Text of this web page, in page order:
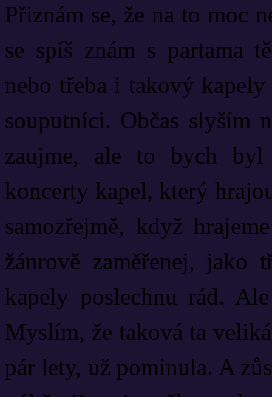
Přiznám se, že na to moc
se spíš znám s partama
nebo třeba i takový
souputníci. Občas slyším
zaujme, ale to bych byl
koncerty kapel, který
samozřejmě, když
žánrově zaměřenej, jako
kapely poslechnu rád.
Myslím, že taková ta
pár lety, už pominula. A